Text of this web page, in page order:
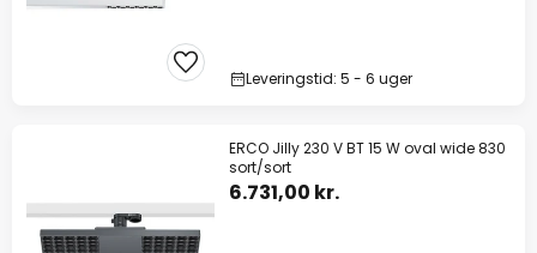
Leveringstid: 5 - 6 uger
ERCO Jilly 230 V BT 15 W oval wide 830
sort/sort
6.731,00 kr.